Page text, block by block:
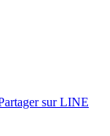
sur LINE